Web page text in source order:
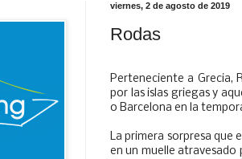
viernes, 2 de agosto de 2019
Rodas
Perteneciente a Grecia,
por las islas griegas y
o Barcelona en la
La primera sorpresa que
en un muelle atravesado